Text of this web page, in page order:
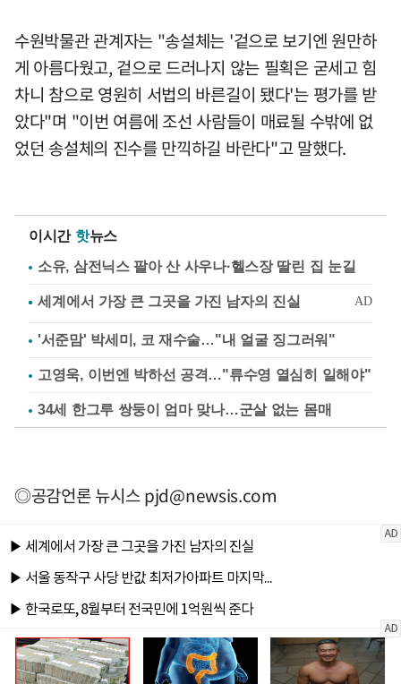
수원박물관 관계자는 "송설체는 '겉으로 보기엔 원만하
게 아름다웠고, 겉으로 드러나지 않는 필획은 굳세고 힘
차니 참으로 영원히 서법의 바른길이 됐다'는 평가를 받
았다"며 "이번 여름에 조선 사람들이 매료될 수밖에 없
었던 송설체의 진수를 만끽하길 바란다"고 말했다.
이시간 핫뉴스
소유, 삼전닉스 팔아 산 사우나·헬스장 딸린 집 눈길
'서준맘' 박세미, 코 재수술…"내 얼굴 징그러워"
고영욱, 이번엔 박하선 공격…"류수영 열심히 일해야"
34세 한그루 쌍둥이 엄마 맞나…군살 없는 몸매
◎공감언론 뉴시스pjd@newsis.com